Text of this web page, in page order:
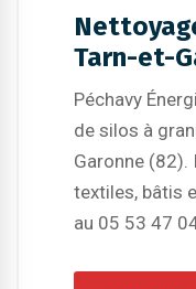
Tarn-et-
Péchavy
de silos à
Garonne
textiles, bâtis
au 05 53 47